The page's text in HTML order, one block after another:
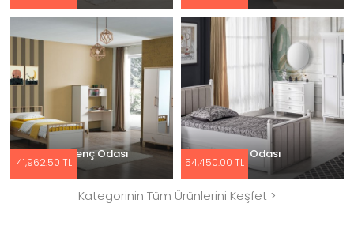
Yeni Soft Genç Odası
41,962.50 TL
Lotus Genç Odası
54,450.00 TL
Kategorinin Tüm Ürünlerini Keşfet >